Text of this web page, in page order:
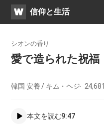
WATV​信仰と生活
シオンの香り
愛で造られた祝福
韓国 安養 / キム・ヘジ 24,681
本文を読む9:47